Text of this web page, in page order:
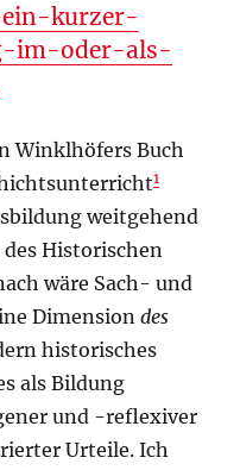
kurzer-
im-oder-als-
Winklhöfers Buch
1
weitgehend
Historischen
wäre Sach- und
Dimensiondes
historisches
als Bildung
und -reflexiver
Urteile. Ich